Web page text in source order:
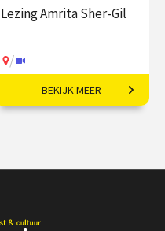
Lezing Amrita Sher-Gil
/
‘Europa is van Picasso,
India is van mij.’
aug
BEKIJK MEER